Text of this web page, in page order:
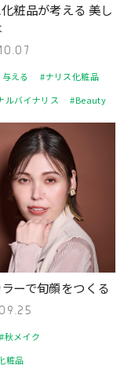
粧品が考える 美し
与える
#ナリス化粧品
ルバイナリス
#Beauty
ーで旬顔をつくる
#秋メイク
粧品